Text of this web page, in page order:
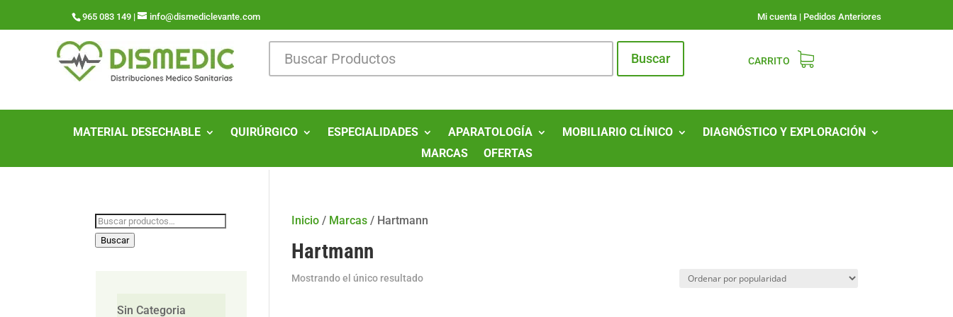
965 083 149 | info@dismediclevante.com Mi cuenta | Pedidos Anteriores
Buscar CARRITO
MATERIAL DESECHABLE QUIRÚRGICO ESPECIALIDADES APARATOLOGÍA MOBILIARIO CLÍNICO
DIAGNÓSTICO Y EXPLORACIÓN
MARCAS
OFERTAS
Inicio / Marcas / Hartmann
Hartmann
Mostrando el único resultado
Buscar
por:
Buscar
Sin Categoria